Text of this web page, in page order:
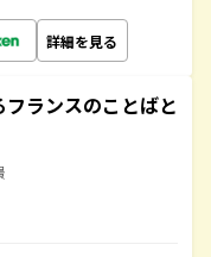
詳細を見る
ランスのことばと